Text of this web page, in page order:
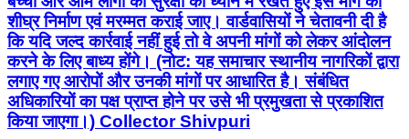
शीघ्र निर्माण एवं मरम्मत कराई जाए। वार्डवासियों ने चेतावनी दी है
कि यदि जल्द कार्रवाई नहीं हुई तो वे अपनी मांगों को लेकर आंदोलन
करने के लिए बाध्य होंगे। (नोट: यह समाचार स्थानीय नागरिकों द्वारा
लगाए गए आरोपों और उनकी मांगों पर आधारित है। संबंधित
अधिकारियों का पक्ष प्राप्त होने पर उसे भी प्रमुखता से प्रकाशित
किया जाएगा।) Collector Shivpuri